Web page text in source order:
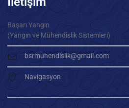
Başarı Yangın
(Yangın ve Mühendislik Sistemleri)
bsrmuhendislik@gmail.com
Navigasyon